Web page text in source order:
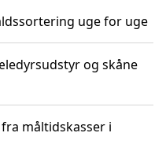
uge for uge
og skåne
måltidskasser i